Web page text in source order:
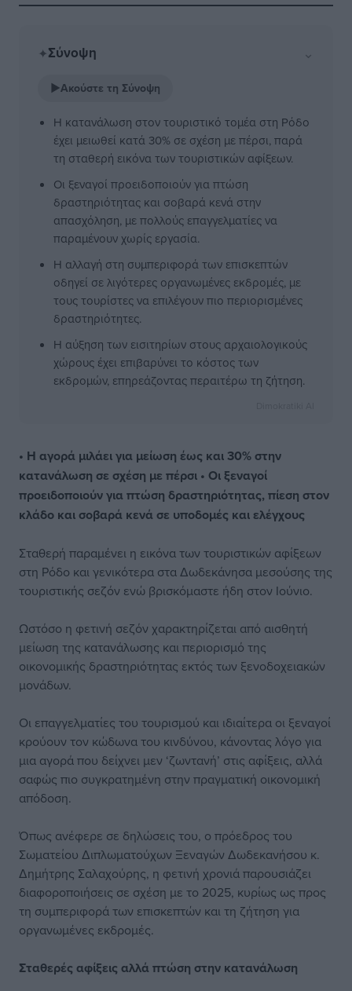
✦Σύνοψη ⌄
▶Ακούστε τη Σύνοψη
Η κατανάλωση στον τουριστικό τομέα στη Ρόδο
έχει μειωθεί κατά 30% σε σχέση με πέρσι, παρά
τη σταθερή εικόνα των τουριστικών αφίξεων.
Οι ξεναγοί προειδοποιούν για πτώση
δραστηριότητας και σοβαρά κενά στην
απασχόληση, με πολλούς επαγγελματίες να
παραμένουν χωρίς εργασία.
Η αλλαγή στη συμπεριφορά των επισκεπτών
οδηγεί σε λιγότερες οργανωμένες εκδρομές, με
τους τουρίστες να επιλέγουν πιο περιορισμένες
δραστηριότητες.
Η αύξηση των εισιτηρίων στους αρχαιολογικούς
χώρους έχει επιβαρύνει το κόστος των
εκδρομών, επηρεάζοντας περαιτέρω τη ζήτηση.
• Η αγορά μιλάει για μείωση έως και 30% στην
κατανάλωση σε σχέση με πέρσι • Οι ξεναγοί
προειδοποιούν για πτώση δραστηριότητας, πίεση στον
κλάδο και σοβαρά κενά σε υποδομές και ελέγχους
Σταθερή παραμένει η εικόνα των τουριστικών αφίξεων
στη Ρόδο και γενικότερα στα Δωδεκάνησα μεσούσης της
τουριστικής σεζόν ενώ βρισκόμαστε ήδη στον Ιούνιο.
Ωστόσο η φετινή σεζόν χαρακτηρίζεται από αισθητή
μείωση της κατανάλωσης και περιορισμό της
οικονομικής δραστηριότητας εκτός των ξενοδοχειακών
μονάδων.
Οι επαγγελματίες του τουρισμού και ιδιαίτερα οι ξεναγοί
κρούουν τον κώδωνα του κινδύνου, κάνοντας λόγο για
μια αγορά που δείχνει μεν ‘ζωντανή’ στις αφίξεις, αλλά
σαφώς πιο συγκρατημένη στην πραγματική οικονομική
απόδοση.
Όπως ανέφερε σε δηλώσεις του, ο πρόεδρος του
Σωματείου Διπλωματούχων Ξεναγών Δωδεκανήσου κ.
Δημήτρης Σαλαχούρης, η φετινή χρονιά παρουσιάζει
διαφοροποιήσεις σε σχέση με το 2025, κυρίως ως προς
τη συμπεριφορά των επισκεπτών και τη ζήτηση για
οργανωμένες εκδρομές.
Σταθερές αφίξεις αλλά πτώση στην κατανάλωση